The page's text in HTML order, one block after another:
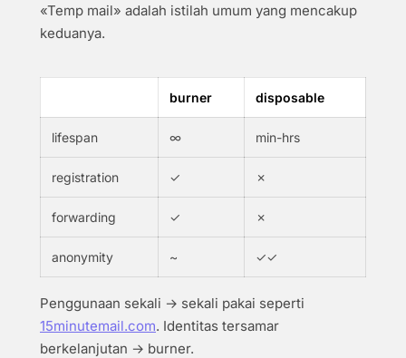
«Temp mail» adalah istilah umum yang mencakup
keduanya.
burner disposable
lifespan ∞ min-hrs
registration ✓ ✗
forwarding ✓ ✗
anonymity ~ ✓✓
Penggunaan sekali → sekali pakai seperti
15minutemail.com. Identitas tersamar
berkelanjutan → burner.